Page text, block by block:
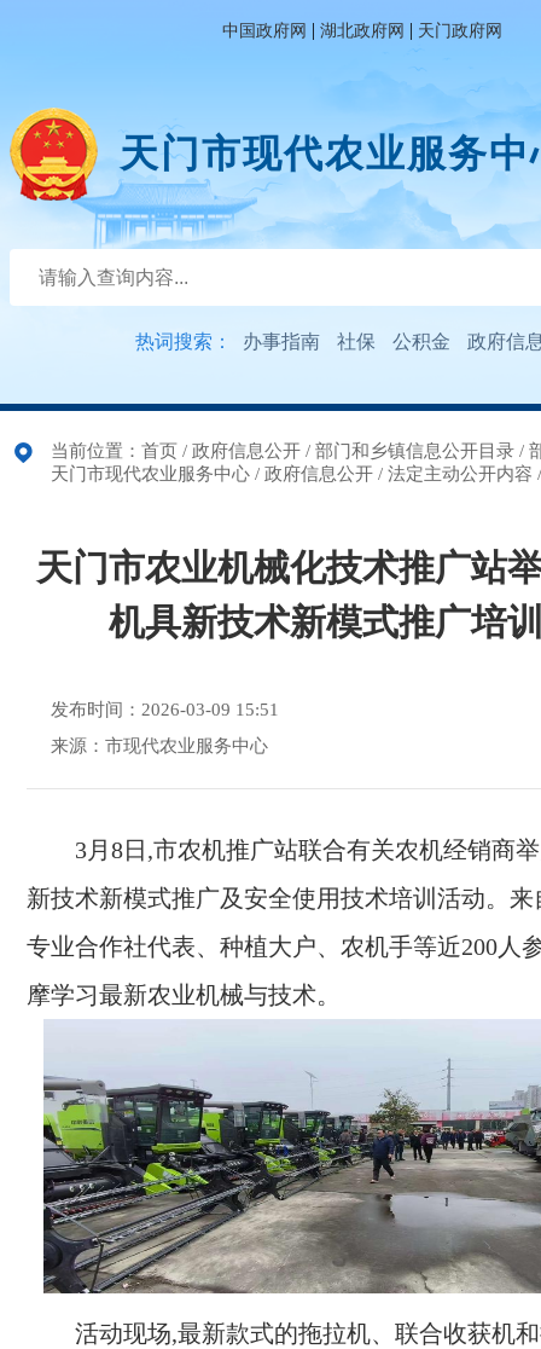
中国政府网 | 湖北政府网 | 天门政府网
天门市现代农业服务中
热词搜索： 办事指南 社保 公积金 政府信
当前位置： 首页 / 政府信息公开 / 部门和乡镇信息公开目录 /
天门市现代农业服务中心 / 政府信息公开 / 法定主动公开内容
天门市农业机械化技术推广站
机具新技术新模式推广培
发布时间：2026-03-09 15:51
来源：市现代农业服务中心
3月8日,市农机推广站联合有关农机经销商
新技术新模式推广及安全使用技术培训活动。
专业合作社代表、种植大户、农机手等近200人
摩学习最新农业机械与技术。
活动现场,最新款式的拖拉机、联合收获机